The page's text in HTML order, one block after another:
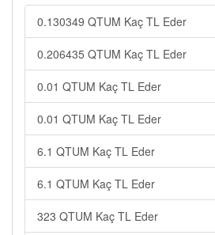
0.130349 QTUM Kaç TL Eder
0.206435 QTUM Kaç TL Eder
0.01 QTUM Kaç TL Eder
0.01 QTUM Kaç TL Eder
6.1 QTUM Kaç TL Eder
6.1 QTUM Kaç TL Eder
323 QTUM Kaç TL Eder